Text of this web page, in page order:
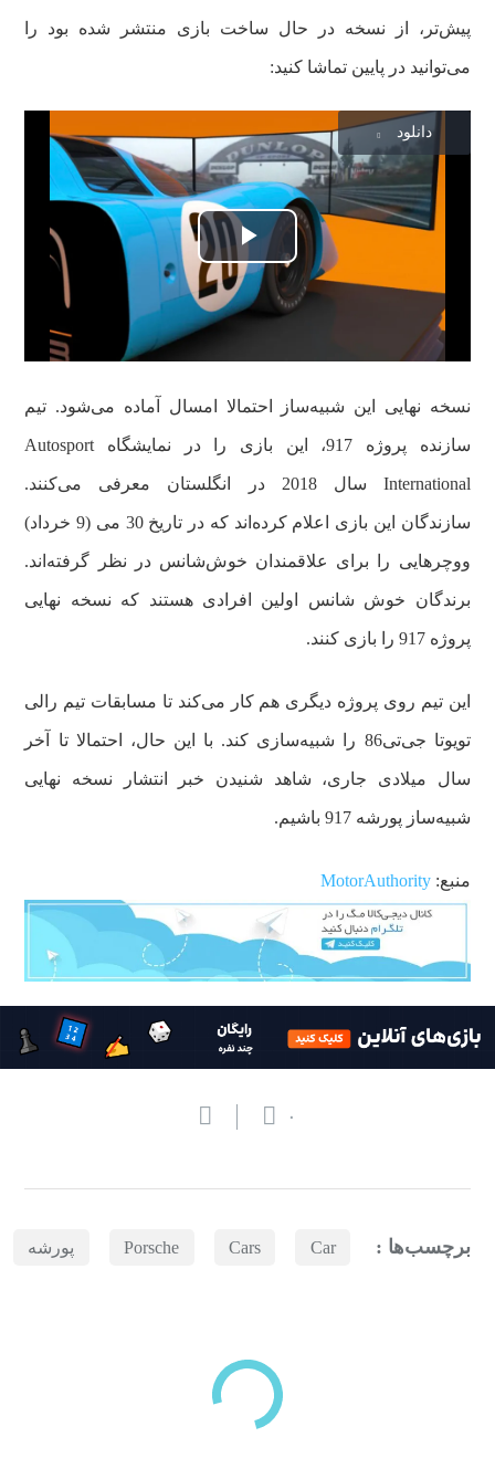
پیش‌تر، از نسخه در حال ساخت بازی منتشر شده بود را
می‌توانید در پایین تماشا کنید:
پخش
ویدیو
دانلود
نسخه نهایی این شبیه‌ساز احتمالا امسال آماده می‌شود. تیم
سازنده پروژه 917، این بازی را در نمایشگاه Autosport
International سال 2018 در انگلستان معرفی می‌کنند.
سازندگان این بازی اعلام کرده‌اند که در تاریخ 30 می (9 خرداد)
ووچرهایی را برای علاقمندان خوش‌شانس در نظر گرفته‌اند.
برندگان خوش شانس اولین افرادی هستند که نسخه نهایی
پروژه 917 را بازی کنند.
این تیم روی پروژه دیگری هم کار می‌کند تا مسابقات تیم رالی
تویوتا جی‌تی86 را شبیه‌سازی کند. با این حال، احتمالا تا آخر
سال میلادی جاری، شاهد شنیدن خبر انتشار نسخه نهایی
شبیه‌ساز پورشه 917 باشیم.
منبع:MotorAuthority
۰
برچسب‌ها : Car
Cars
Porsche پورشه
دسته‌بندی‌های منتخب برای شما